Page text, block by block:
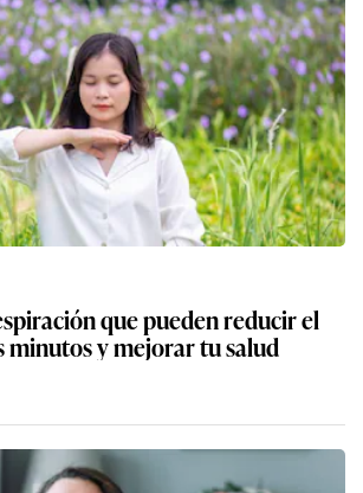
que pueden reducir el
minutos y mejorar tu salud